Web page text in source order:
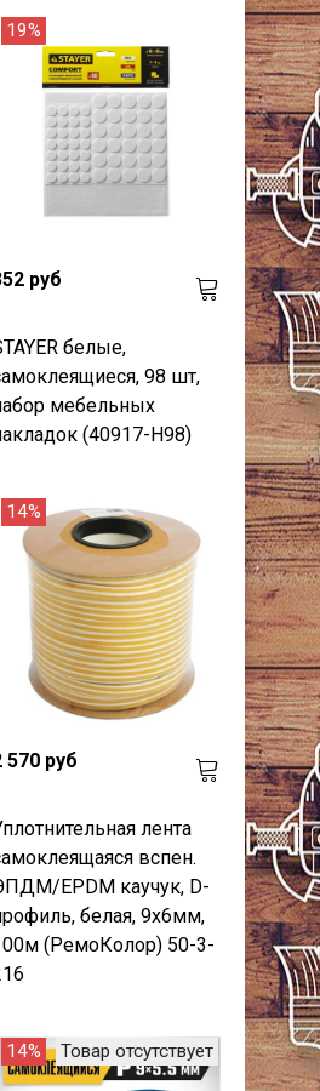
19%
руб
белые,
98 шт,
мебельных
(40917-H98)
14%
570 руб
лента
вспен.
EPDM каучук, D-
белая, 9x6мм,
(РемоКолор) 50-3-
14% Товар отсутствует